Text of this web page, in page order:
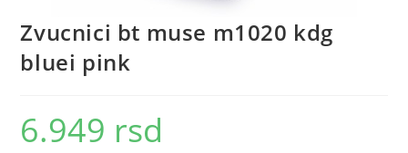
Zvucnici bt muse m1020 kdg
bluei pink
6.949 rsd